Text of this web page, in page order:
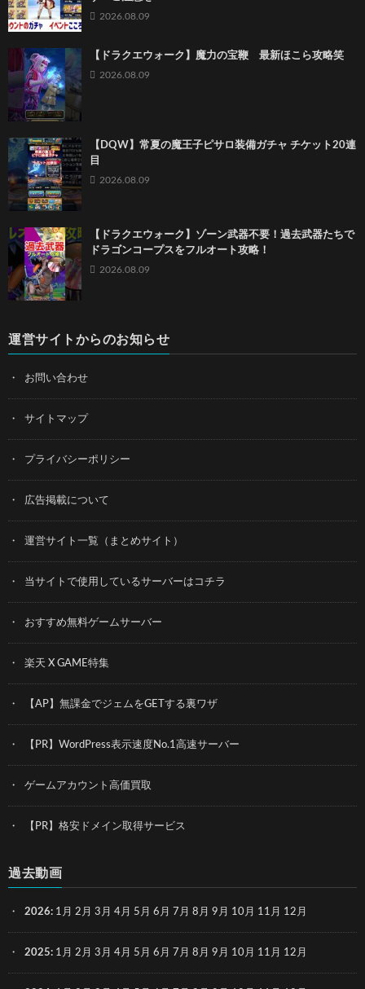
2026.08.09
【ドラクエウォーク】魔力の宝鞭 最新ほこら攻略笑
2026.08.09
【DQW】常夏の魔王子ピサロ装備ガチャ チケット20連
目
2026.08.09
【ドラクエウォーク】ゾーン武器不要！過去武器たちで
ドラゴンコープスをフルオート攻略！
2026.08.09
運営サイトからのお知らせ
お問い合わせ
サイトマップ
プライバシーポリシー
広告掲載について
運営サイト一覧（まとめサイト）
当サイトで使用しているサーバーはコチラ
おすすめ無料ゲームサーバー
楽天 X GAME特集
【AP】無課金でジェムをGETする裏ワザ
【PR】WordPress表示速度No.1高速サーバー
ゲームアカウント高価買取
【PR】格安ドメイン取得サービス
過去動画
2026: 1月 2月 3月 4月 5月 6月 7月 8月 9月 10月 11月 12月
2025: 1月 2月 3月 4月 5月 6月 7月 8月 9月 10月 11月 12月